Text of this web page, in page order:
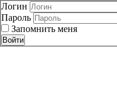
Логин
Пароль
Запомнить меня